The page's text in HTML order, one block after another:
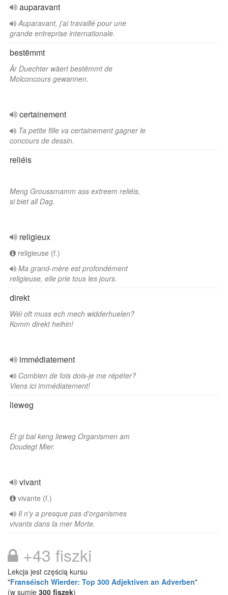
auparavant
Auparavant, j'ai travaillé pour une
grande entreprise internationale.
bestëmmt
Är Duechter wäert bestëmmt de
Molconcours gewannen.
certainement
Ta petite fille va certainement gagner le
concours de dessin.
reliéis
Meng Groussmamm ass extreem reliéis,
si biet all Dag.
religieux
religieuse (f.)
Ma grand-mère est profondément
religieuse, elle prie tous les jours.
direkt
Wéi oft muss ech mech widderhuelen?
Komm direkt heihin!
immédiatement
Combien de fois dois-je me répéter?
Viens ici immédiatement!
lieweg
Et gi bal keng lieweg Organismen am
Doudegt Mier.
vivant
vivante (f.)
Il n'y a presque pas d'organismes
vivants dans la mer Morte.
+43 fiszki
Lekcja jest częścią kursu
"Franséisch Wierder: Top 300 Adjektiven an Adverben"
(w sumie 300 fiszek)